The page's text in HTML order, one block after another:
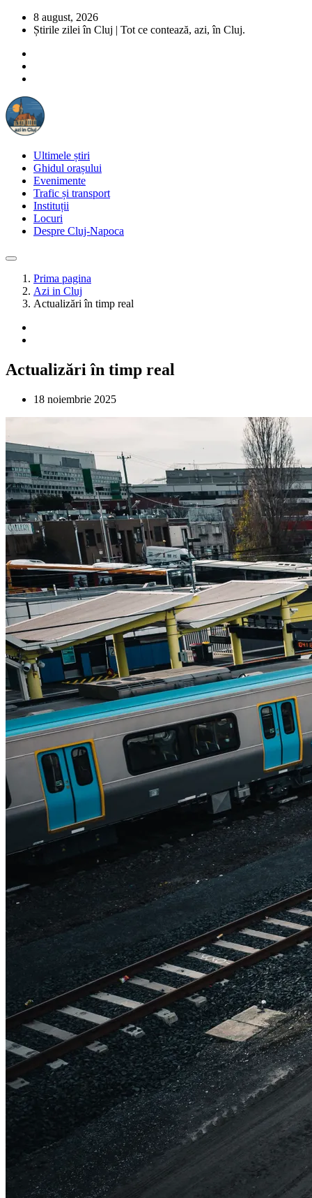
8 august, 2026
Știrile zilei în Cluj | Tot ce contează, azi, în Cluj.
Ultimele știri
Ghidul orașului
Evenimente
Trafic și transport
Instituții
Locuri
Despre Cluj-Napoca
Prima pagina
Azi in Cluj
Actualizări în timp real
Actualizări în timp real
18 noiembrie 2025